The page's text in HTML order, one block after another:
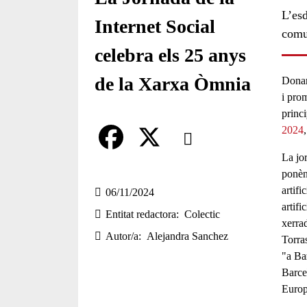
Internet Social
celebra els 25 anys
de la Xarxa Òmnia
Comparteix
a
c
e
Compartir en altres xarxes
06/11/2024
Entitat redactora
Colectic
Autor/a
Alejandra Sanchez
i
2024
La
"a